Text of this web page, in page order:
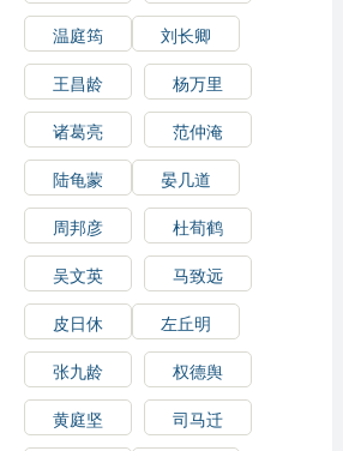
温庭筠
刘长卿
王昌龄
杨万里
诸葛亮
范仲淹
陆龟蒙
晏几道
周邦彦
杜荀鹤
吴文英
马致远
皮日休
左丘明
张九龄
权德舆
黄庭坚
司马迁